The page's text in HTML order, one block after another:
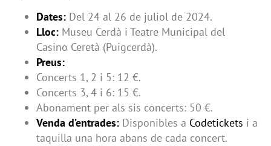
Dates: Del 24 al 26 de juliol de 2024.
Lloc: Museu Cerdà i Teatre Municipal del
Casino Ceretà (Puigcerdà).
Preus:
Concerts 1, 2 i 5: 12 €.
Concerts 3, 4 i 6: 15 €.
Abonament per als sis concerts: 50 €.
Venda d’entrades: Disponibles a Codetickets i a
taquilla una hora abans de cada concert.